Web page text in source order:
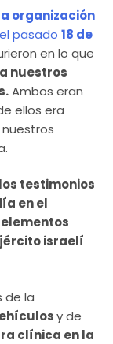
organización
el pasado 18 de
en lo que
nuestros
Ambos eran
ellos era
testimonios
en el
israelí
de la
y de
clínica en la